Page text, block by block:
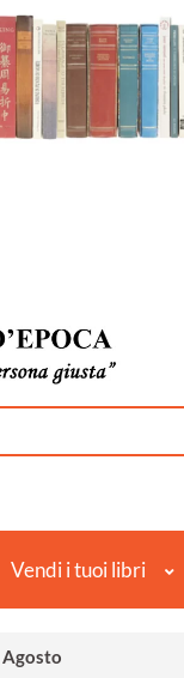
Vendi i tuoi libri
Agosto